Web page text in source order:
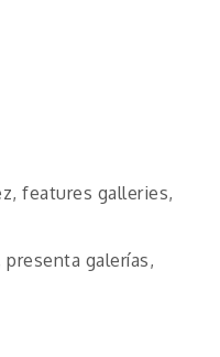
features galleries,
presenta galerías,